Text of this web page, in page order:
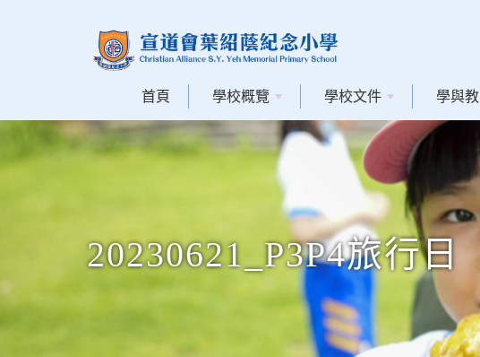
首頁 學校概覽 學校文件 學與教
20230621_P3P4旅行日